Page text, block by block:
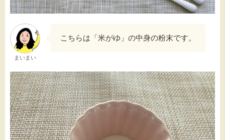
まいまい
こちらは「米がゆ」の中身の粉末です。